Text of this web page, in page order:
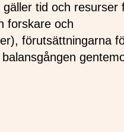
tid och resurser
forskare och
förutsättningarna